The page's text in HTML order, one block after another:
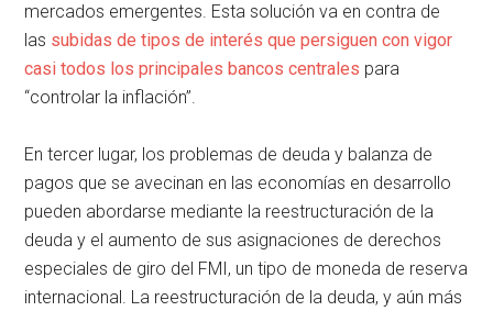
mercados emergentes. Esta solución va en contra de
las subidas de tipos de interés que persiguen con vigor
casi todos los principales bancos centrales para
“controlar la inflación”.
En tercer lugar, los problemas de deuda y balanza de
pagos que se avecinan en las economías en desarrollo
pueden abordarse mediante la reestructuración de la
deuda y el aumento de sus asignaciones de derechos
especiales de giro del FMI, un tipo de moneda de reserva
internacional. La reestructuración de la deuda, y aún más